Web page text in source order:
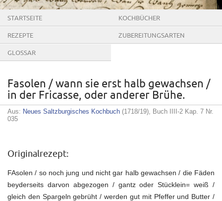
STARTSEITE KOCHBÜCHER
REZEPTE ZUBEREITUNGSARTEN
GLOSSAR
Fasolen / wann sie erst halb gewachsen /
in der Fricasse, oder anderer Brühe.
Aus: Neues Saltzburgisches Kochbuch (1718/19), Buch IIII-2 Kap. 7 Nr.
035
Originalrezept:
FAsolen / so noch jung und nicht gar halb gewachsen / die Fäden
beyderseits darvon abgezogen / gantz oder Stücklein= weiß /
gleich den Spargeln gebrüht / werden gut mit Pfeffer und Butter /